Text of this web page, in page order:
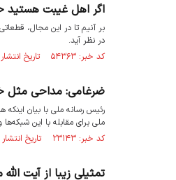
اگر اهل غیبت هستید
بر آنیم تا در این مجال،
در نظر آید.
کد خبر: ۵۴۳۶۳ تاریخ انتشار : ۱۳۹۴/۰۳/۰۹
ضرغامی: مداحی مثل
رئیس رسانه ملی با بیان
ملی برای مقابله با این شبکه‌ها
کد خبر: ۲۳۱۴۳ تاریخ انتشار : ۱۳۹۲/۱۲/۱۰
تمثیلی زیبا از آیت